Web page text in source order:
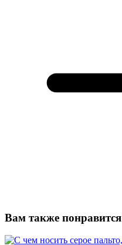
Вам также понравится